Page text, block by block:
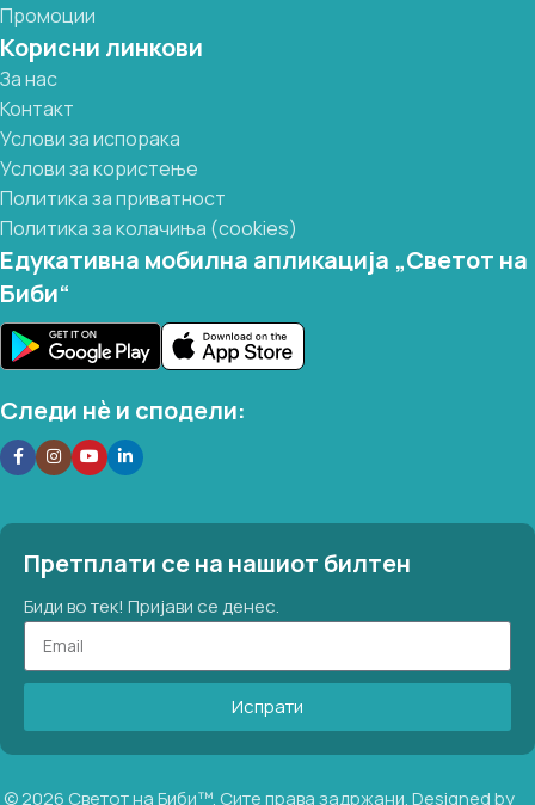
Промоции
Корисни линкови
За нас
Контакт
Услови за испорака
Услови за користење
Политика за приватност
Политика за колачиња (cookies)
Едукативна мобилна апликација „Светот на
Биби“
Следи нѐ и сподели:
Претплати се на нашиот билтен
Биди во тек! Пријави се денес.
Испрати
©2026 Светот на Биби™. Сите права задржани. Designed by